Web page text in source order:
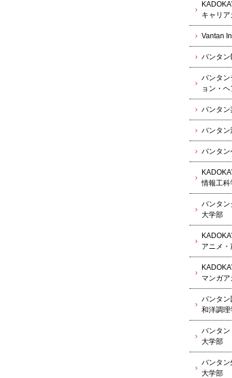
キャリア
Vantan
バンタン
バンタン
ョン・
バンタン
バンタン
バンタン
情報工科
バンタン
大学部
アニメ
マンガ
バンタン
和洋調理
バンタン
大学部
バンタン
大学部